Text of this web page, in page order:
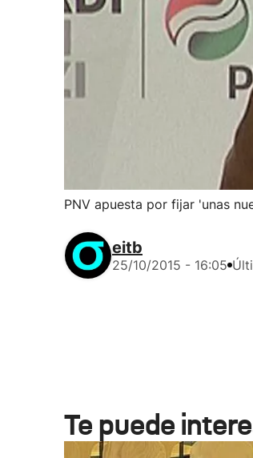
PNV apuesta por fijar 'unas
eitb
25/10/2015 - 16:05
Te puede